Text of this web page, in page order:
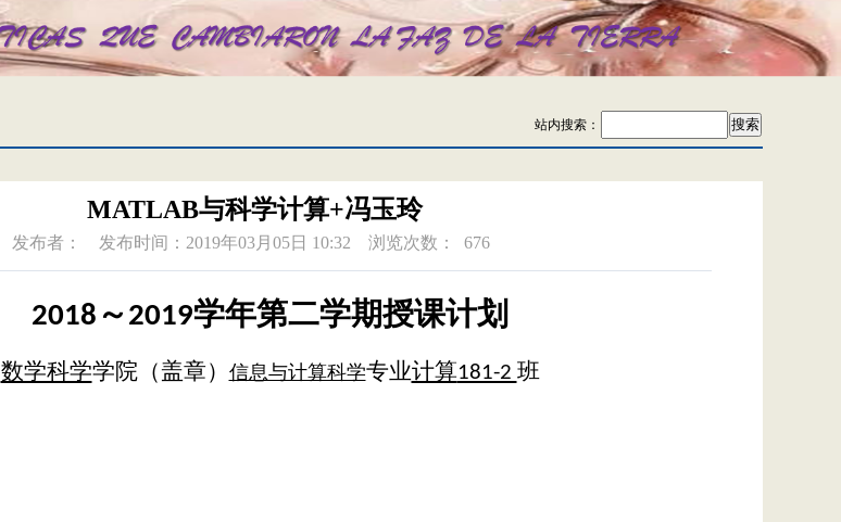
站内搜索：
MATLAB与科学计算+冯玉玲
发布者： 发布时间：2019年03月05日 10:32 浏览次数： 676
2018 ～ 2019学年第二学期授课计划
数学科学学院（盖章） 信息与计算科学专业计算181-2 班